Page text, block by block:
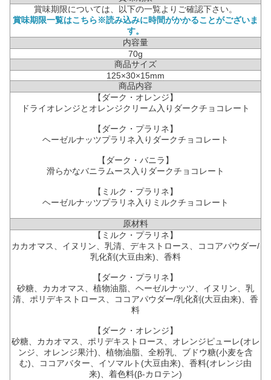
賞味期限については、以下の一覧よりご確認下さい。
賞味期限一覧はこちら※読み込みに時間がかかることがございま
す。
内容量
70g
商品サイズ
125×30×15mm
商品内容
【ダーク・オレンジ】
ドライオレンジとオレンジクリーム入りダークチョコレート
【ダーク・プラリネ】
ヘーゼルナッツプラリネ入りダークチョコレート
【ダーク・バニラ】
滑らかなバニラムース入りダークチョコレート
【ミルク・プラリネ】
ヘーゼルナッツプラリネ入りミルクチョコレート
原材料
【ミルク・プラリネ】
カカオマス、イヌリン、乳清、デキストロース、ココアパウダー/
乳化剤(大豆由来)、香料
【ダーク・プラリネ】
砂糖、カカオマス、植物油脂、ヘーゼルナッツ、イヌリン、乳
清、ポリデキストロース、ココアパウダー/乳化剤(大豆由来)、香
料
【ダーク・オレンジ】
砂糖、カカオマス、ポリデキストロース、オレンジピューレ(オレ
ンジ、オレンジ果汁)、植物油脂、全粉乳、ブドウ糖(小麦を含
む)、ココアバター、イソマルト(大豆由来)、香料(オレンジ由
来)、着色料(β-カロテン)